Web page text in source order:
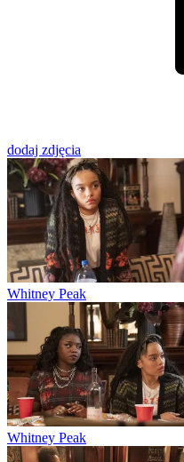
dodaj zdjęcia
Whitney Peak
Whitney Peak